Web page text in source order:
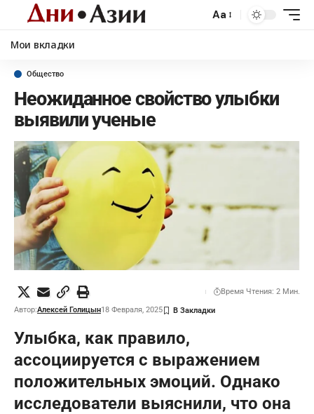
Aa
Мои вкладки
Общество
Неожиданное свойство улыбки
выявили ученые
Автор:Алексей Голицын18 Февраля, 2025
Время Чтения: 2 Мин.
Улыбка, как правило,
ассоциируется с выражением
положительных эмоций. Однако
исследователи выяснили, что она